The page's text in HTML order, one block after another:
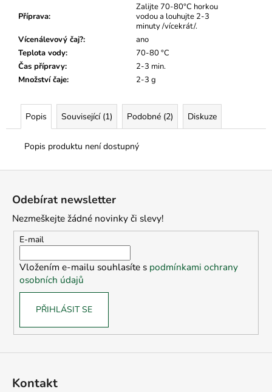
Příprava:
Zalijte 70-80°C horkou
vodou a louhujte 2-3
minuty /vícekrát/.
Vícenálevový čaj?:
ano
Teplota vody:
70-80 °C
Čas přípravy:
2-3 min.
Množství čaje: 2-3 g
Popis Související (1) Podobné (2) Diskuze
Popis produktu není dostupný
Odebírat newsletter
Nezmeškejte žádné novinky či slevy!
E-mail
Vložením e-mailu souhlasíte s podmínkami ochrany
osobních údajů
PŘIHLÁSIT SE
Kontakt